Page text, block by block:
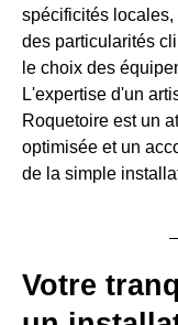
spécificités
des particularités
le choix des
L'expertise d'un
Roquetoire est un
optimisée et un
de la simple
Votre